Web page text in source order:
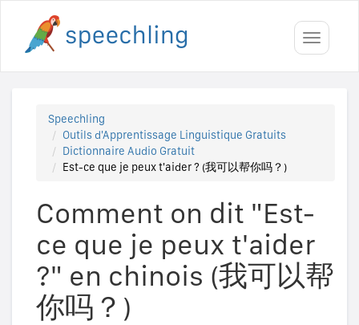
Toggle
Speechling
Outils d'Apprentissage Linguistique Gratuits
Dictionnaire Audio Gratuit
Est-ce que je peux t'aider ? (我可以帮你吗？)
Comment on dit "Est-
ce que je peux t'aider
?" en chinois (我可以帮
你吗？)